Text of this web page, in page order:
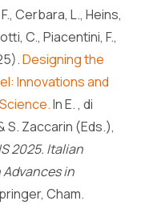
Cerbara, L., Heins,
C., Piacentini, F.,
Designing the
Innovations and
In E. , di
S. Zaccarin (Eds.),
2025. Italian
in
Cham.